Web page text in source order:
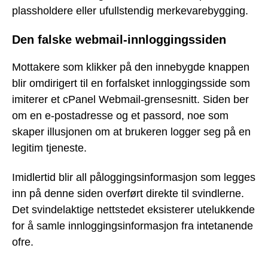
plassholdere eller ufullstendig merkevarebygging.
Den falske webmail-innloggingssiden
Mottakere som klikker på den innebygde knappen
blir omdirigert til en forfalsket innloggingsside som
imiterer et cPanel Webmail-grensesnitt. Siden ber
om en e-postadresse og et passord, noe som
skaper illusjonen om at brukeren logger seg på en
legitim tjeneste.
Imidlertid blir all påloggingsinformasjon som legges
inn på denne siden overført direkte til svindlerne.
Det svindelaktige nettstedet eksisterer utelukkende
for å samle innloggingsinformasjon fra intetanende
ofre.